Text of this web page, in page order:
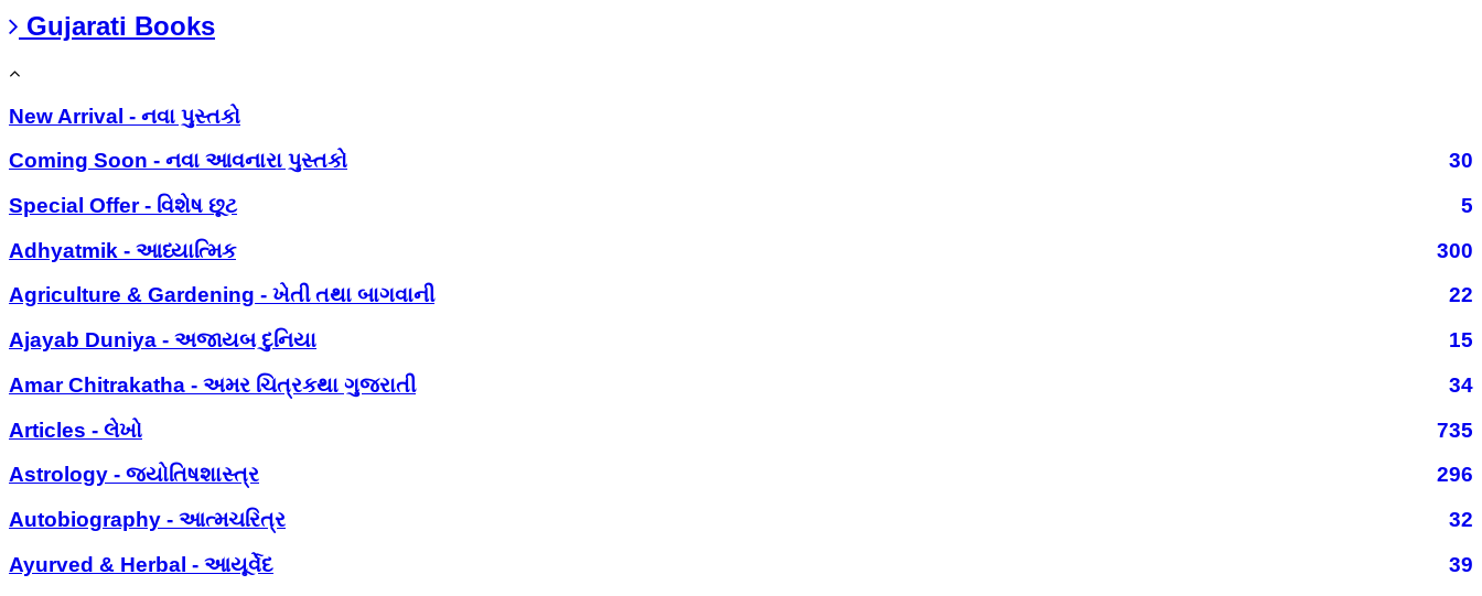
Gujarati Books
New Arrival - નવા પુસ્તકો
Coming Soon - નવા આવનારા પુસ્તકો
30
Special Offer - વિશેષ છૂટ
5
Adhyatmik - આધ્યાત્મિક
300
Agriculture & Gardening - ખેતી તથા બાગવાની
22
Ajayab Duniya - અજાયબ દુનિયા
15
Amar Chitrakatha - અમર ચિત્રકથા ગુજરાતી
34
Articles - લેખો
735
Astrology - જ્યોતિષશાસ્ત્ર
296
Autobiography - આત્મચરિત્ર
32
Ayurved & Herbal - આયૂર્વેદ
39